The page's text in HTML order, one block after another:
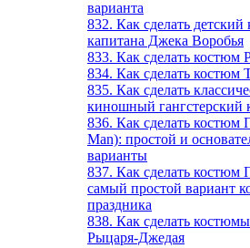
варианта
832. Как сделать детский
капитана Джека Воробья
833. Как сделать костюм
834. Как сделать костюм
835. Как сделать
киношный гангстерский
836. Как сделать костюм
Man): простой и
варианты
837. Как сделать костюм
самый простой вариант
праздника
838. Как сделать
Рыцаря-Джедая